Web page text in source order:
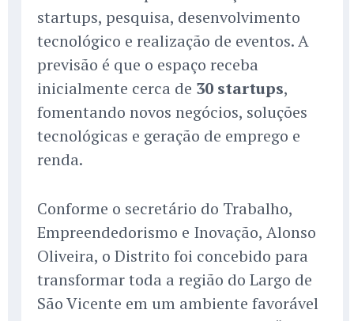
startups, pesquisa, desenvolvimento
tecnológico e realização de eventos. A
previsão é que o espaço receba
inicialmente cerca de 30 startups,
fomentando novos negócios, soluções
tecnológicas e geração de emprego e
renda.
Conforme o secretário do Trabalho,
Empreendedorismo e Inovação, Alonso
Oliveira, o Distrito foi concebido para
transformar toda a região do Largo de
São Vicente em um ambiente favorável